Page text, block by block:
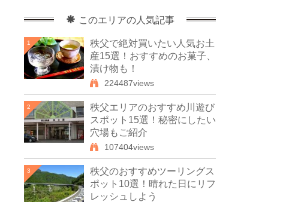
このエリアの人気記事
1
秩父で絶対買いたい人気お土
産15選！おすすめのお菓子、
漬け物も！
224487views
2
秩父エリアのおすすめ川遊び
スポット15選！秘密にしたい
穴場もご紹介
107404views
3
秩父のおすすめツーリングス
ポット10選！晴れた日にリフ
レッシュしよう